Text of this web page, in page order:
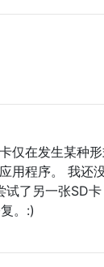
仅在发生某种
用程序。 我还
了另一张SD卡
。:)